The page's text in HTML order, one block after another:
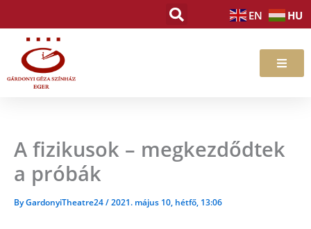
content
EN HU
A fizikusok – megkezdődtek
a próbák
ByGardonyiTheatre24/2021. május 10, hétfő, 13:06